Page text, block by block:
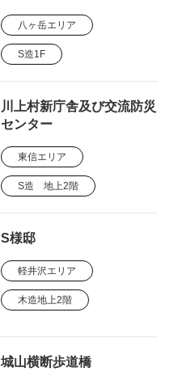
八ヶ岳エリア
S造1F
川上村新庁舎及び交流防災
センター
東信エリア
S造 地上2階
S様邸
軽井沢エリア
木造地上2階
城山横断歩道橋